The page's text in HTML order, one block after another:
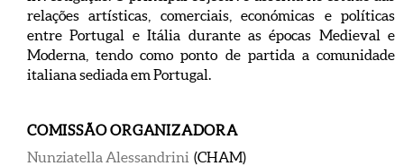
relações artísticas, comerciais, económicas e políticas
entre Portugal e Itália durante as épocas Medieval e
Moderna, tendo como ponto de partida a comunidade
italiana sediada em Portugal.
COMISSÃO ORGANIZADORA
Nunziatella Alessandrini (CHAM)